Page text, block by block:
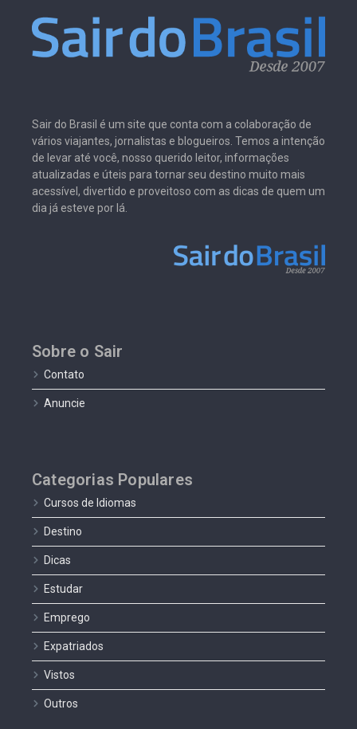
Sair do Brasil é um site que conta com a colaboração de
vários viajantes, jornalistas e blogueiros. Temos a intenção
de levar até você, nosso querido leitor, informações
atualizadas e úteis para tornar seu destino muito mais
acessível, divertido e proveitoso com as dicas de quem um
dia já esteve por lá.
Sobre o Sair
Contato
Anuncie
Categorias Populares
Cursos de Idiomas
Destino
Dicas
Estudar
Emprego
Expatriados
Vistos
Outros